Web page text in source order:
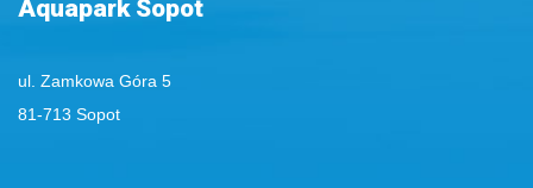
Aquapark Sopot
ul. Zamkowa Góra 5
81-713 Sopot